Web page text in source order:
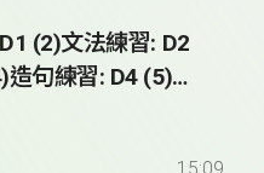
(2)文法練習: D2
句練習: D4 (5)歌